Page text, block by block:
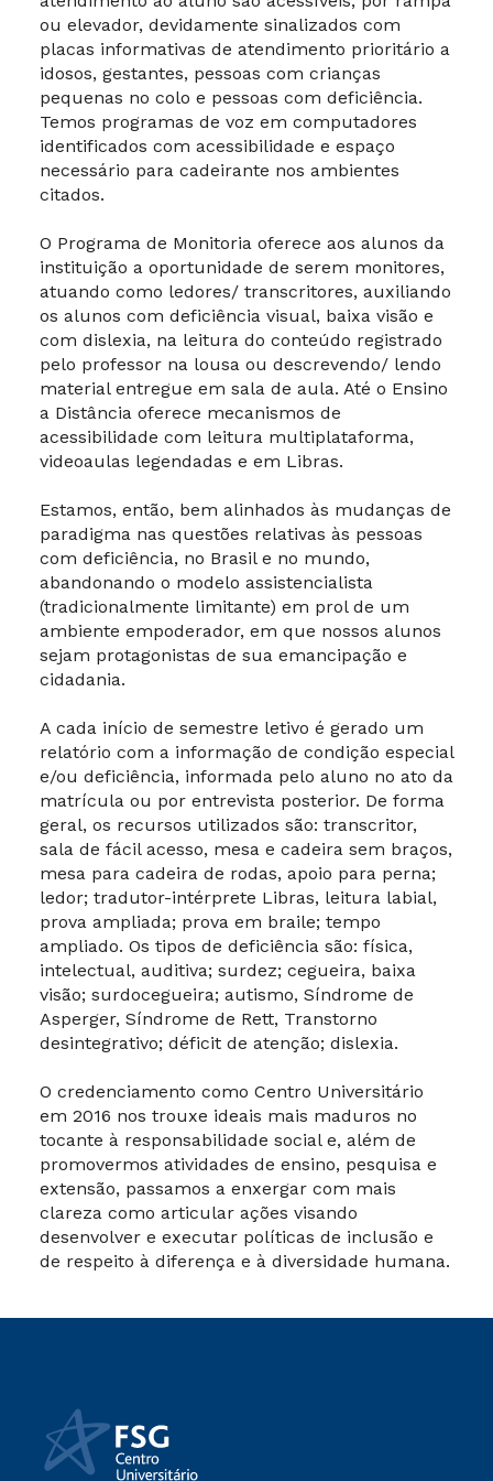
ou elevador, devidamente sinalizados com
placas informativas de atendimento prioritário a
idosos, gestantes, pessoas com crianças
pequenas no colo e pessoas com deficiência.
Temos programas de voz em computadores
identificados com acessibilidade e espaço
necessário para cadeirante nos ambientes
citados.
O Programa de Monitoria oferece aos alunos da
instituição a oportunidade de serem monitores,
atuando como ledores/ transcritores, auxiliando
os alunos com deficiência visual, baixa visão e
com dislexia, na leitura do conteúdo registrado
pelo professor na lousa ou descrevendo/ lendo
material entregue em sala de aula. Até o Ensino
a Distância oferece mecanismos de
acessibilidade com leitura multiplataforma,
videoaulas legendadas e em Libras.
Estamos, então, bem alinhados às mudanças de
paradigma nas questões relativas às pessoas
com deficiência, no Brasil e no mundo,
abandonando o modelo assistencialista
(tradicionalmente limitante) em prol de um
ambiente empoderador, em que nossos alunos
sejam protagonistas de sua emancipação e
cidadania.
A cada início de semestre letivo é gerado um
relatório com a informação de condição especial
e/ou deficiência, informada pelo aluno no ato da
matrícula ou por entrevista posterior. De forma
geral, os recursos utilizados são: transcritor,
sala de fácil acesso, mesa e cadeira sem braços,
mesa para cadeira de rodas, apoio para perna;
ledor; tradutor-intérprete Libras, leitura labial,
prova ampliada; prova em braile; tempo
ampliado. Os tipos de deficiência são: física,
intelectual, auditiva; surdez; cegueira, baixa
visão; surdocegueira; autismo, Síndrome de
Asperger, Síndrome de Rett, Transtorno
desintegrativo; déficit de atenção; dislexia.
O credenciamento como Centro Universitário
em 2016 nos trouxe ideais mais maduros no
tocante à responsabilidade social e, além de
promovermos atividades de ensino, pesquisa e
extensão, passamos a enxergar com mais
clareza como articular ações visando
desenvolver e executar políticas de inclusão e
de respeito à diferença e à diversidade humana.